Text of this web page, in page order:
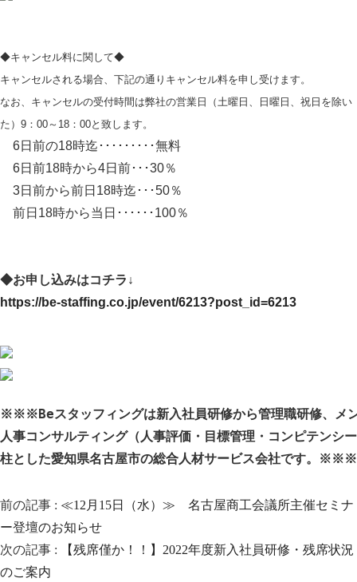
◆キャンセル料に関して◆
キャンセルされる場合、下記の通りキャンセル料を申し受けます。
なお、キャンセルの受付時間は弊社の営業日（土曜日、日曜日、祝日を除い
た）9：00～18：00と致します。
6日前の18時迄･････････無料
6日前18時から4日前･･･30％
3日前から前日18時迄･･･50％
前日18時から当日･･････100％
◆お申し込みはコチラ↓
https://be-staffing.co.jp/event/6213?post_id=6213
※※※Beスタッフィングは新入社員研修から管理職研修、メ
人事コンサルティング（人事評価・目標管理・コンピテンシ
柱とした愛知県名古屋市の総合人材サービス会社です。※※※
前の記事 : ≪12月15日（水）≫ 名古屋商工会議所主催セミナ
ー登壇のお知らせ
次の記事 :
【残席僅か！！】2022年度新入社員研修・残席状況
のご案内